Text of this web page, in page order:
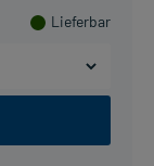
Lieferbar